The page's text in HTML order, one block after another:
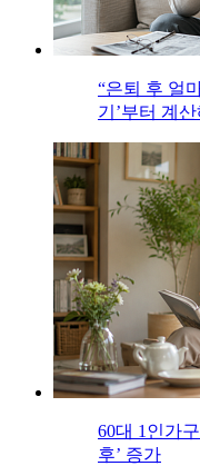
“은퇴 후 얼
기’부터 계
60대 1인가
후’ 증가